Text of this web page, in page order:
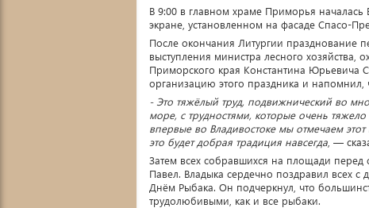
В 9:00 в главном храме Приморья началась
экране, установленном на фасаде Спасо-
После окончания Литургии празднование
выступления министра лесного
Приморского края Константина Юрьевича
организацию этого праздника и
- Это тяжёлый труд, подвижнический во
море, с трудностями, которые очень
впервые во Владивостоке мы отмечаем
это будет добрая традиция навсегда , —
Затем всех собравшихся на площади
Павел. Владыка сердечно поздравил всех
Днём Рыбака. Он подчеркнул, что
трудолюбивыми, как и все рыбаки.